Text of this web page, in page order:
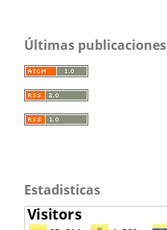
Últimas publicaciones
Estadisticas